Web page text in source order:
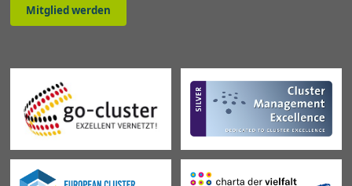
Mitglied werden